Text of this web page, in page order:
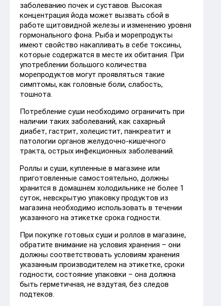
заболеванию почек и суставов. Высокая
концентрация йода может вызвать сбой в
работе щитовидной железы и изменению уровня
гормонального фона. Рыба и морепродукты
имеют свойство накапливать в себе токсины,
которые содержатся в месте их обитания. При
употреблении большого количества
морепродуктов могут проявляться такие
симптомы, как головные боли, слабость,
тошнота.
Потребление суши необходимо ограничить при
наличии таких заболеваний, как сахарный
диабет, гастрит, холецистит, панкреатит и
патологии органов желудочно-кишечного
тракта, острых инфекционных заболеваний.
Роллы и суши, купленные в магазине или
приготовленные самостоятельно, должны
хранится в домашнем холодильнике не более 1
суток, невскрытую упаковку продуктов из
магазина необходимо использовать в течении
указанного на этикетке срока годности.
При покупке готовых суши и роллов в магазине,
обратите внимание на условия хранения – они
должны соответствовать условиям хранения
указанным производителем на этикетке, сроки
годности, состояние упаковки – она должна
быть герметичная, не вздутая, без следов
подтеков.